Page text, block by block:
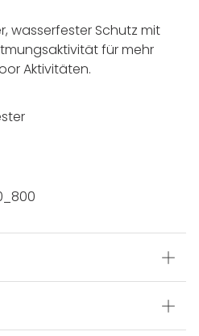
wasserfester Schutz mit
für mehr
Aktivitäten.